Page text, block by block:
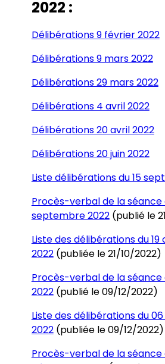
2022 :
Délibérations 9 février 2022
Délibérations 9 mars 2022
Délibérations 29 mars 2022
Délibérations 4 avril 2022
Délibérations 20 avril 2022
Délibérations 20 juin 2022
Liste délibérations du 15
Procès-verbal de la séance
septembre 2022(publié le
Liste des délibérations du
2022(publiée le 21/10/2022)
Procès-verbal de la séance
2022(publié le 09/12/2022)
Liste des délibérations du
2022(publiée le 09/12/2022)
Procès-verbal de la séance